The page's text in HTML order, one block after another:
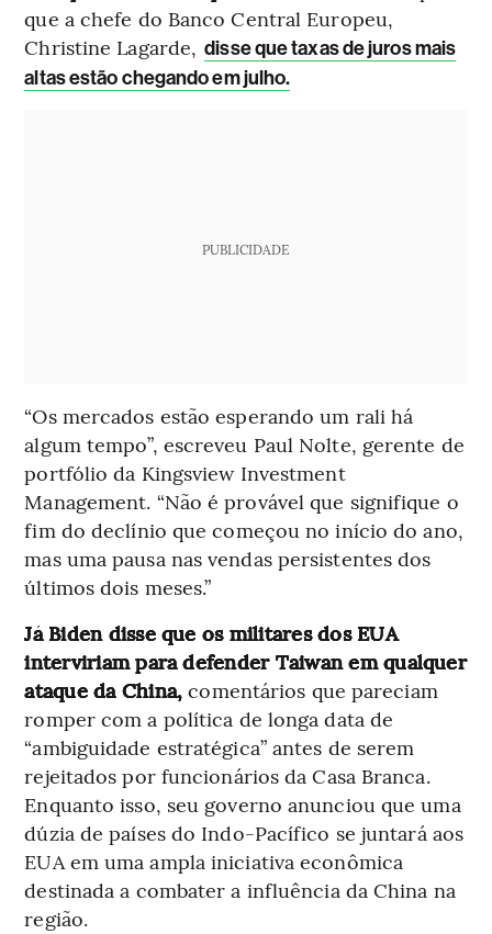
que a chefe do Banco Central Europeu,
Christine Lagarde, disse que taxas de juros mais
altas estão chegando em julho.
PUBLICIDADE
“Os mercados estão esperando um rali há
algum tempo”, escreveu Paul Nolte, gerente de
portfólio da Kingsview Investment
Management. “Não é provável que signifique o
fim do declínio que começou no início do ano,
mas uma pausa nas vendas persistentes dos
últimos dois meses.”
Já Biden disse que os militares dos EUA
interviriam para defender Taiwan em qualquer
ataque da China, comentários que pareciam
romper com a política de longa data de
“ambiguidade estratégica” antes de serem
rejeitados por funcionários da Casa Branca.
Enquanto isso, seu governo anunciou que uma
dúzia de países do Indo-Pacífico se juntará aos
EUA em uma ampla iniciativa econômica
destinada a combater a influência da China na
região.